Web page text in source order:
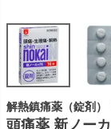
解熱鎮痛薬（錠剤）
頭痛薬 新ノー